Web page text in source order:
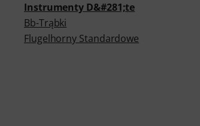
Instrumenty D&#281;te
Bb-Trąbki
Flugelhorny Standardowe